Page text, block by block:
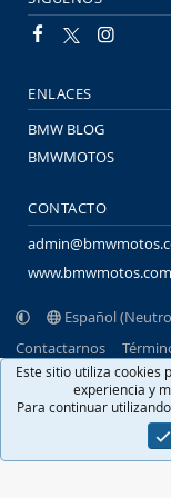
ENLACES
BMW BLOG
BMWMOTOS
CONTACTO
www.bmwmotos.com
Español
Contactarnos
Portal
R
S
Community platform by
Este sitio utiliza cookies
experiencia y
Para continuar